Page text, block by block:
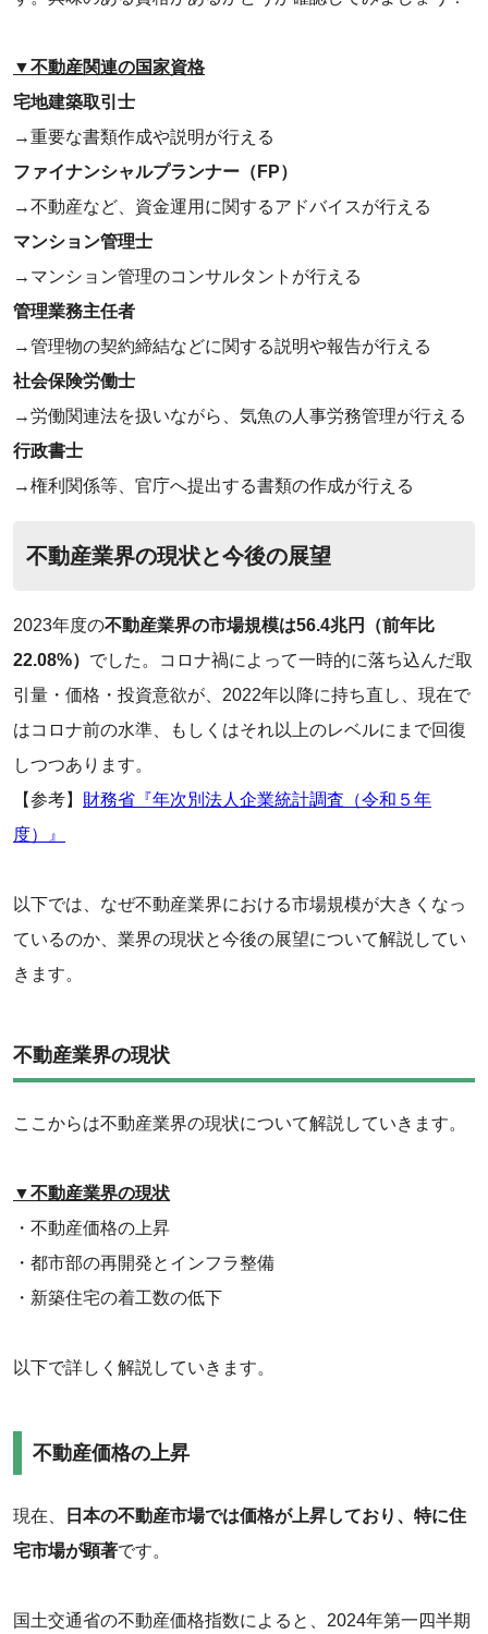
‌▼不動産関連の国家資格
宅地建築取引士
→重要な書類作成や説明が行える
ファイナンシャルプランナー（FP）
→不動産など、資金運用に関するアドバイスが行える
マンション管理士
→マンション管理のコンサルタントが行える
管理業務主任者
→管理物の契約締結などに関する説明や報告が行える
社会保険労働士
→労働関連法を扱いながら、気魚の人事労務管理が行える
行政書士
→権利関係等、官庁へ提出する書類の作成が行える
‌不動産業界の現状と今後の展望
2023年度の不動産業界の市場規模は56.4兆円（前年比
22.08%） でした。コロナ禍によって一時的に落ち込んだ取
引量・価格・投資意欲が、2022年以降に持ち直し、現在で
はコロナ前の水準、もしくはそれ以上のレベルにまで回復
しつつあります。
‌【参考】 財務省『年次別法人企業統計調査（令和５年
度）』
以下では、なぜ不動産業界における市場規模が大きくなっ
ているのか、業界の現状と今後の展望について解説してい
きます。
不動産業界の現状
ここからは不動産業界の現状について解説していきます。
▼不動産業界の現状
・不動産価格の上昇
・​都市部の再開発とインフラ整備
・新築住宅の着工数の低下
以下で詳しく解説していきます。
不動産価格の上昇
現在、
日本の不動産市場では価格が上昇しており、特に住
宅市場が顕著です。
‌国土交通省の不動産価格指数によると、2024年第一四半期